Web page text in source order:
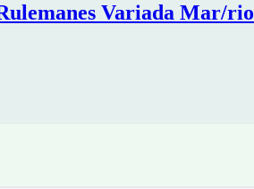
Variada Mar/rio